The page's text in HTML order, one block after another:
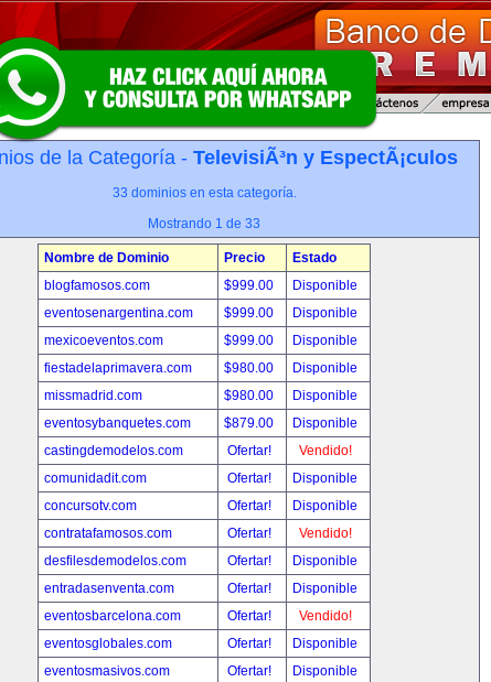
de la Categoría - TelevisiÃ³n y EspectÃ¡culos
33 dominios en esta categoría.
Mostrando 1 de 33
Nombre de Dominio Precio
Estado
blogfamosos.com
$999.00
Disponible
eventosenargentina.com
$999.00
Disponible
mexicoeventos.com
$999.00
Disponible
fiestadelaprimavera.com
$980.00
Disponible
missmadrid.com
$980.00
Disponible
eventosybanquetes.com
$879.00
Disponible
castingdemodelos.com
Ofertar!
Vendido!
comunidadit.com
Ofertar!
Disponible
concursotv.com
Ofertar!
Disponible
contratafamosos.com
Ofertar!
Vendido!
desfilesdemodelos.com
Ofertar!
Disponible
entradasenventa.com
Ofertar!
Disponible
eventosbarcelona.com
Ofertar!
Vendido!
eventosglobales.com
Ofertar!
Disponible
eventosmasivos.com
Ofertar!
Disponible